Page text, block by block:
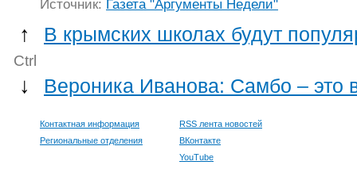
Источник: Газета "Аргументы Недели"
↑ В крымских школах будут
Ctrl
↓ Вероника Иванова: Самбо – это
Контактная информация
Региональные отделения
RSS лента новостей
ВКонтакте
YouTube